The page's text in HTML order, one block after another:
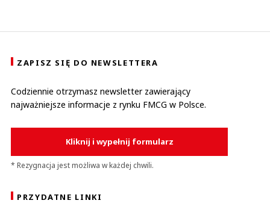
ZAPISZ SIĘ DO NEWSLETTERA
Codziennie otrzymasz newsletter zawierający
najważniejsze informacje z rynku FMCG w Polsce.
Kliknij i wypełnij formularz
* Rezygnacja jest możliwa w każdej chwili.
PRZYDATNE LINKI